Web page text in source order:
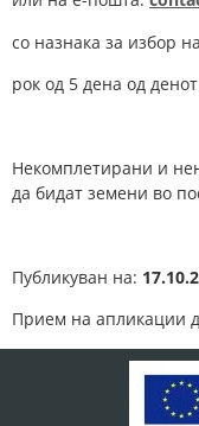
со назнака за избор
рок од 5 дена од
Некомплетирани и
да бидат земени во
Публикуван на: 17
Прием на апликации